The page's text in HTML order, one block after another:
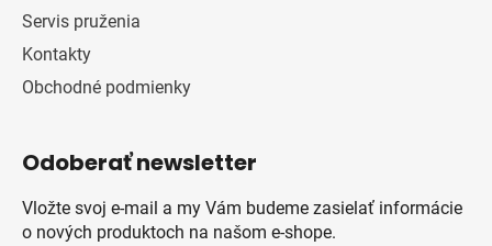
Servis pruženia
Kontakty
Obchodné podmienky
Odoberať newsletter
Vložte svoj e-mail a my Vám budeme zasielať informácie
o nových produktoch na našom e-shope.